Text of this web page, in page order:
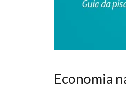
Economia